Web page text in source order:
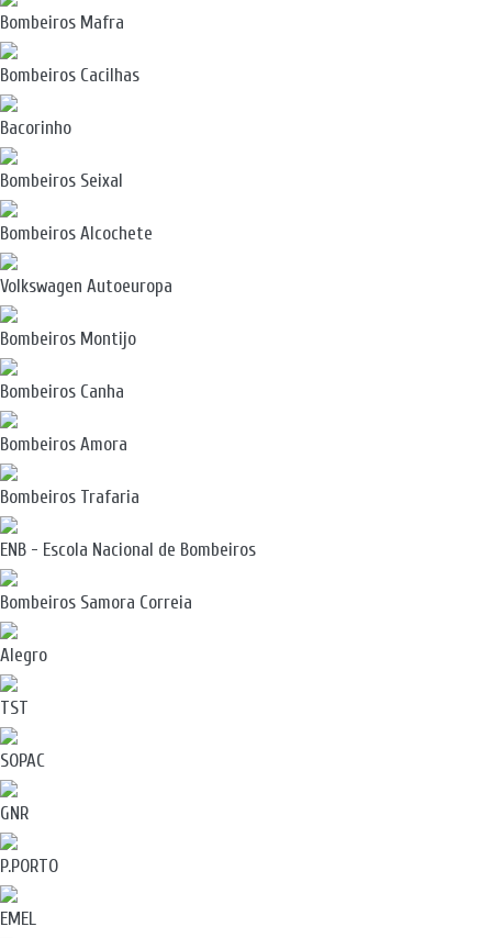
Bombeiros Mafra
Bombeiros Cacilhas
Bacorinho
Bombeiros Seixal
Bombeiros Alcochete
Volkswagen Autoeuropa
Bombeiros Montijo
Bombeiros Canha
Bombeiros Amora
Bombeiros Trafaria
ENB - Escola Nacional de Bombeiros
Bombeiros Samora Correia
Alegro
TST
SOPAC
GNR
P.PORTO
EMEL